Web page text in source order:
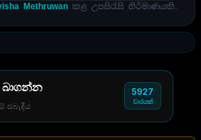
Methruwanකළ උපසිරැසි නිර්මාණයකි.
බාගන්න
සබැඳිය
5927
වාරයක්